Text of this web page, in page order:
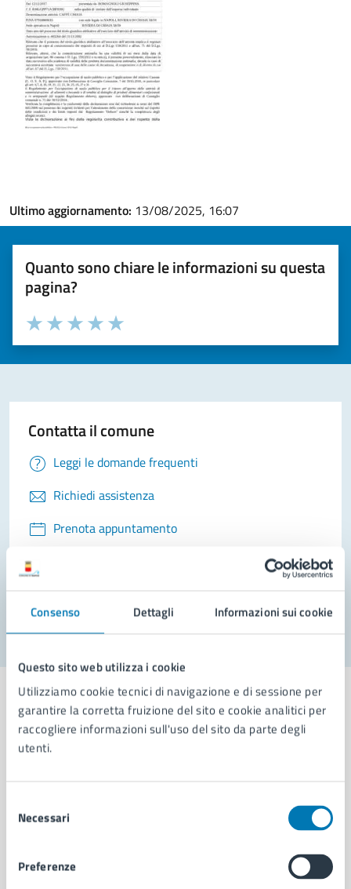
Consenso Dettagli Informazioni sui cookie
Questo sito web utilizza i cookie
Utilizziamo cookie tecnici di navigazione e di sessione per
garantire la corretta fruizione del sito e cookie analitici per
raccogliere informazioni sull'uso del sito da parte degli
utenti.
delNecessari
Preferenze
Ultimo aggiornamento: 13/08/2025, 16:07
Quanto sono chiare le informazioni su questa
pagina?
Valuta la chiarezza delle informazioni (da 1 a 5 stelle)
Seleziona il numero di stelle per valutare la chiarezza delle
Valuta 5 stelle su 5
Valuta 4 stelle su 5
Valuta 3 stelle su 5
Valuta 2 stelle su 5
Valuta 1 stelle su 5
Contatta il comune
Leggi le domande frequenti
Richiedi assistenza
Prenota appuntamento
Problemi in città
Aree amministrative
Municipalità